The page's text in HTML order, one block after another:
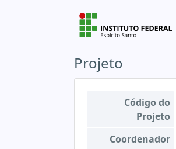
Projeto
Código do
Projeto
Coordenador